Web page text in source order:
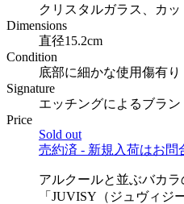
クリスタルガラス、カッ
Dimensions
直径15.2cm
Condition
底部に細かな使用傷有り
Signature
エッチングによるブラン
Price
Sold out
売約済 - 新規入荷はお問
アルクールと並ぶバカ
「JUVISY（ジュヴィジ